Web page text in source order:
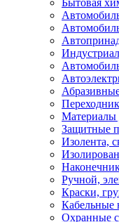
Бытовая
Материалы
Защитные
Изолента,
Ручной,
Краски,
Кабельные
Охранные